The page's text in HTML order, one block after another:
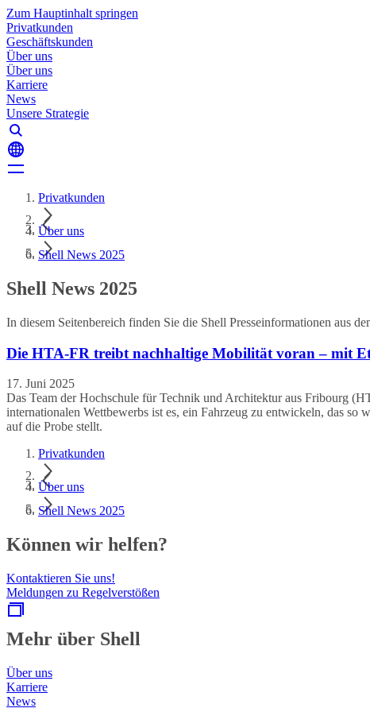
Zum Hauptinhalt springen
Privatkunden
Geschäftskunden
Über uns
Über uns
Karriere
News
Unsere Strategie
Privatkunden
Über uns
Shell News 2025
Shell News 2025
In diesem Seitenbereich finden Sie die Shell Presseinformationen aus
Die HTA-FR treibt nachhaltige Mobilität voran – mit
17. Juni 2025
Das Team der Hochschule für Technik und Architektur aus Fribourg
internationalen Wettbewerbs ist es, ein Fahrzeug zu entwickeln, das
auf die Probe stellt.
Privatkunden
Über uns
Shell News 2025
Können wir helfen?
Kontaktieren Sie uns!
Meldungen zu Regelverstößen
Mehr über Shell
Über uns
Karriere
News